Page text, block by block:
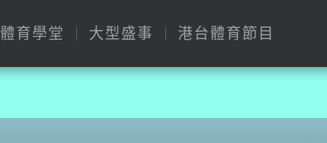
體育學堂 大型盛事 港台體育節目